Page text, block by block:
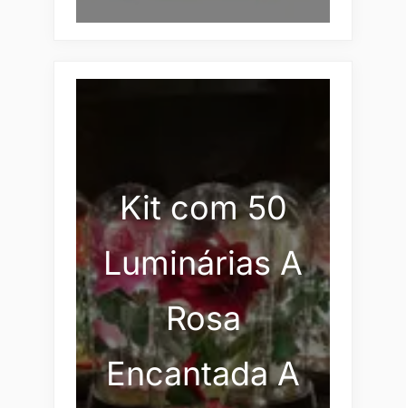
Kit com 50
Luminárias A
Rosa
Encantada A